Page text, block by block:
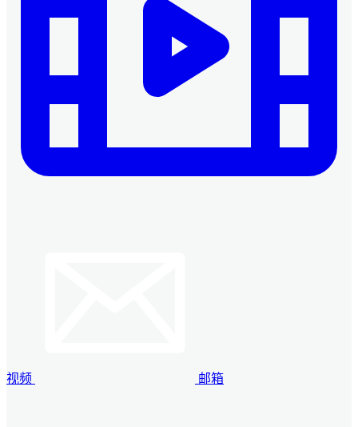
视频 邮箱